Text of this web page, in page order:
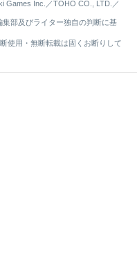
Games Inc.／TOHO CO., LTD.／
部及びライター独自の判断に基
使用・無断転載は固くお断りして